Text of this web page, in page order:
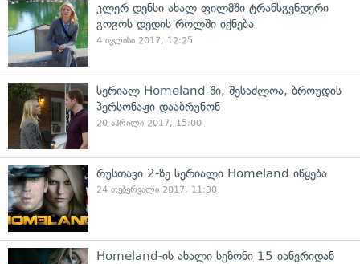
კლერ დენსი ახალ ფილმში ტრანსგენდერი
გოგოს დედის როლში იქნება
4 ივლისი 2017, 12:25
სერიალ Homeland-ში, შესაძლოა, ბროუდის
პერსონაჟი დააბრუნონ
20 აპრილი 2017, 15:00
რუსთავი 2-ზე სერიალი Homeland იწყება
24 თებერვალი 2017, 11:30
Homeland-ის ახალი სეზონი 15 იანვრიდან